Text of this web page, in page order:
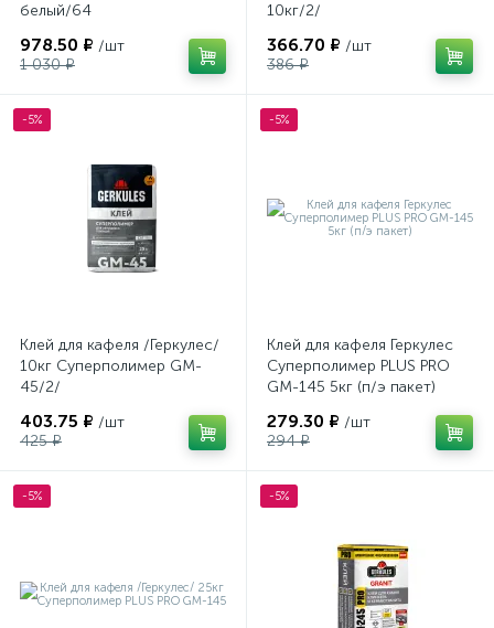
белый/64
978.50 ₽ /шт
1 030 ₽
10кг/2/
366.70 ₽ /шт
386 ₽
-5%
Клей для кафеля /Геркулес/
10кг Суперполимер GM-
45/2/
403.75 ₽ /шт
425 ₽
-5%
Клей для кафеля Геркулес
Суперполимер PLUS PRO
GM-145 5кг (п/э пакет)
279.30 ₽ /шт
294 ₽
-5% -5%